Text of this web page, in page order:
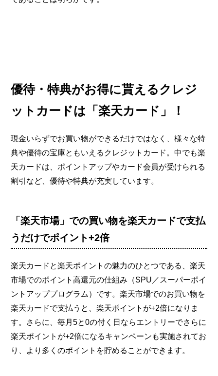
優待・特典がお得に貰えるクレジ
ットカードは「楽天カード」！
現金いらずでお買い物ができるだけではなく、様々な特
典や優待の宝庫ともいえるクレジットカード。中でも楽
天カードは、ポイントアップやカード会員が受けられる
割引など、優待や特典が充実しています。
「楽天市場」での買い物を楽天カードで支払
うだけでポイント+2倍
楽天カードと楽天ポイントの魅力のひとつである、楽天
市場でのポイント高還元の仕組み（SPU／スーパーポイ
ントアッププログラム）です。楽天市場でのお買い物を
楽天カードで支払うと、楽天ポイントが+2倍になりま
す。さらに、毎月5と0の付く日ならエントリーでさらに
楽天ポイントが+2倍になるキャンペーンも実施されてお
り、より多くのポイントを貯めることができます。